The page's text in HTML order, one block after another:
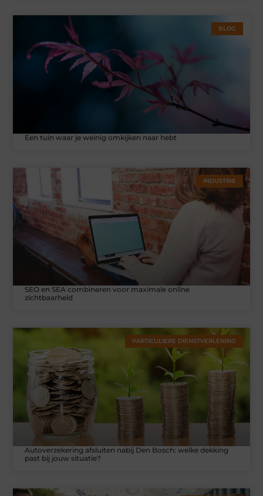
BLOG
Een tuin waar je weinig omkijken naar hebt
INDUSTRIE
SEO en SEA combineren voor maximale online
zichtbaarheid
PARTICULIERE DIENSTVERLENING
Autoverzekering afsluiten nabij Den Bosch: welke dekking
past bij jouw situatie?